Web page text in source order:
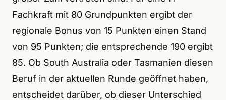
Fachkraft mit 80 Grundpunkten ergibt der
regionale Bonus von 15 Punkten einen Stand
von 95 Punkten; die entsprechende 190 ergibt
85. Ob South Australia oder Tasmanien diesen
Beruf in der aktuellen Runde geöffnet haben,
entscheidet darüber, ob dieser Unterschied